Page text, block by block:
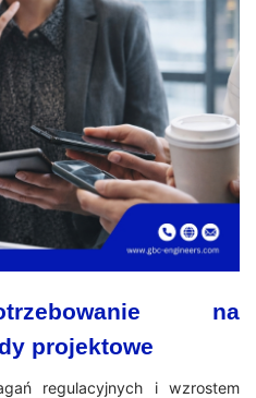
na
projektowe
regulacyjnych i wzrostem